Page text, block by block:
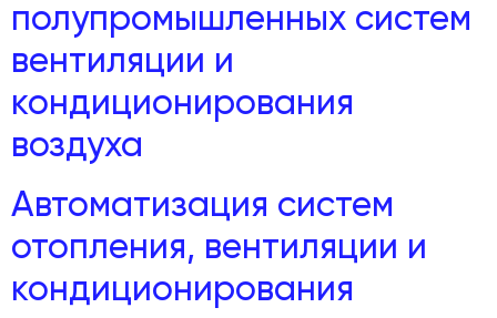
полупромышленных систем
вентиляции и
кондиционирования
воздуха
Автоматизация систем
отопления, вентиляции и
кондиционирования